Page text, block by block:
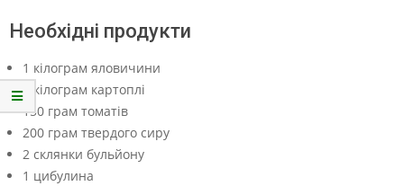
Необхідні продукти
1 кілограм яловичини
1 кілограм картоплі
150 грам томатів
200 грам твердого сиру
2 склянки бульйону
1 цибулина